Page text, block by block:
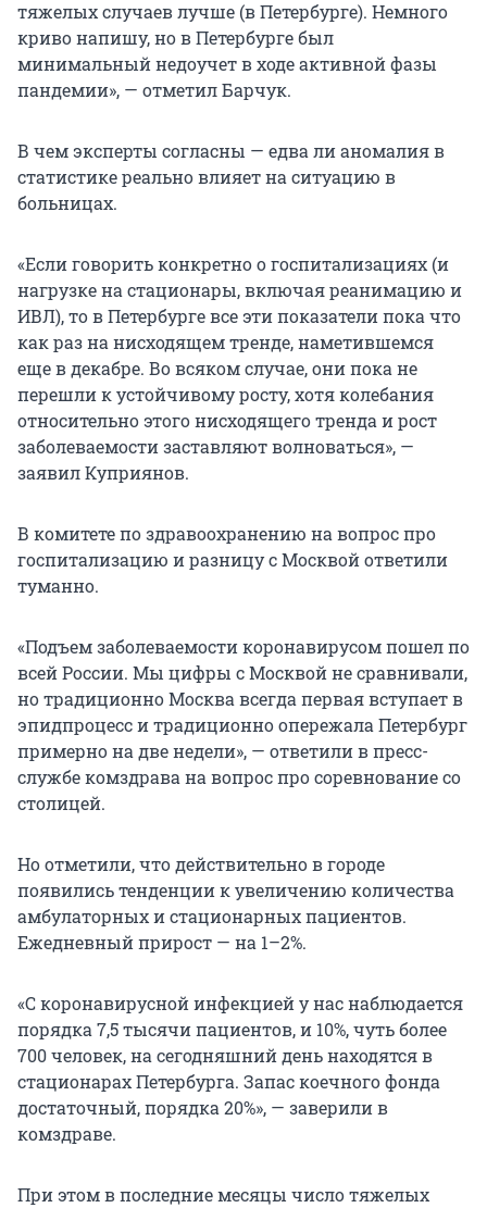
тяжелых случаев лучше (в Петербурге). Немного
криво напишу, но в Петербурге был
минимальный недоучет в ходе активной фазы
пандемии», — отметил Барчук.
В чем эксперты согласны — едва ли аномалия в
статистике реально влияет на ситуацию в
больницах.
«Если говорить конкретно о госпитализациях (и
нагрузке на стационары, включая реанимацию и
ИВЛ), то в Петербурге все эти показатели пока что
как раз на нисходящем тренде, наметившемся
еще в декабре. Во всяком случае, они пока не
перешли к устойчивому росту, хотя колебания
относительно этого нисходящего тренда и рост
заболеваемости заставляют волноваться», —
заявил Куприянов.
В комитете по здравоохранению на вопрос про
госпитализацию и разницу с Москвой ответили
туманно.
«Подъем заболеваемости коронавирусом пошел по
всей России. Мы цифры с Москвой не сравнивали,
но традиционно Москва всегда первая вступает в
эпидпроцесс и традиционно опережала Петербург
примерно на две недели», — ответили в пресс-
службе комздрава на вопрос про соревнование со
столицей.
Но отметили, что действительно в городе
появились тенденции к увеличению количества
амбулаторных и стационарных пациентов.
Ежедневный прирост — на 1–2%.
«С коронавирусной инфекцией у нас наблюдается
порядка 7,5 тысячи пациентов, и 10%, чуть более
700 человек, на сегодняшний день находятся в
стационарах Петербурга. Запас коечного фонда
достаточный, порядка 20%», — заверили в
комздраве.
При этом в последние месяцы число тяжелых